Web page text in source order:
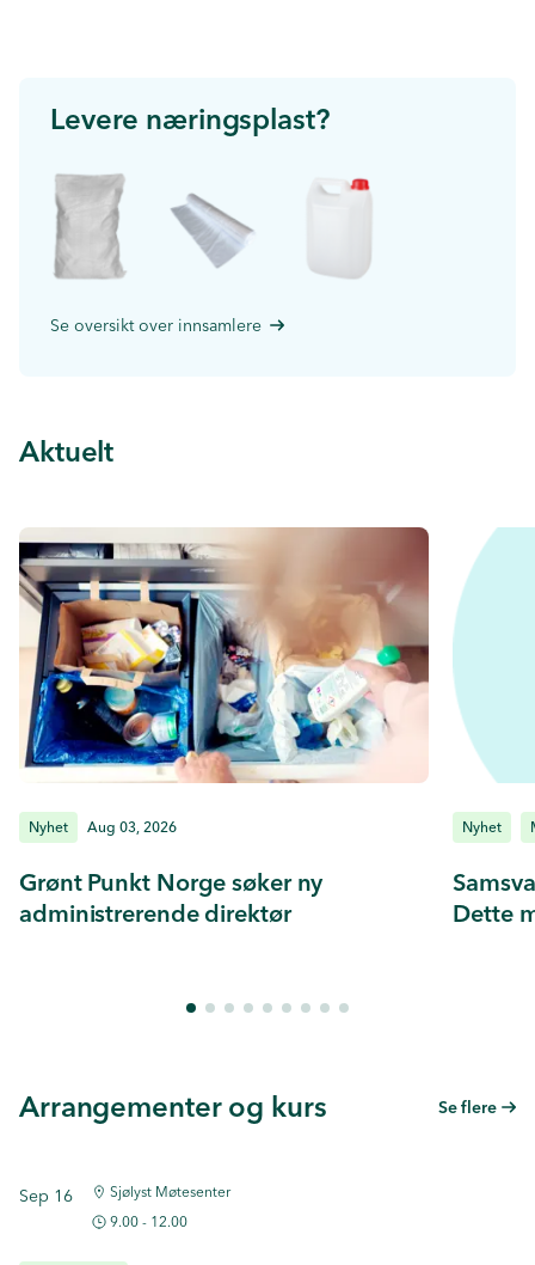
Levere næringsplast?
Se oversikt over innsamlere
Aktuelt
Nyhet Aug 03, 2026
Grønt Punkt Norge søker ny
administrerende direktør
Nyhet
Dette
Arrangementer og kurs Se flere
Sep 16
Sjølyst Møtesenter
9.00 - 12.00